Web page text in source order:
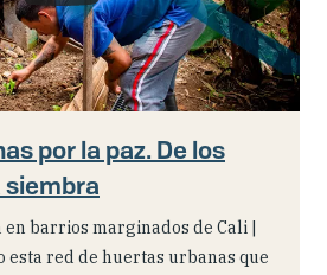
por la paz. De los
siembra
barrios marginados de Cali |
esta red de huertas urbanas que